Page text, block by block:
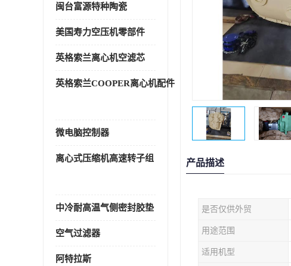
闽台富源特种陶瓷
美国寿力空压机零部件
英格索兰离心机空滤芯
英格索兰COOPER离心机配件
微电脑控制器
离心式压缩机高速转子组
中冷耐高温气侧密封胶垫
空气过滤器
阿特拉斯
产品描述
是否仅供外贸
用途范围
适用机型